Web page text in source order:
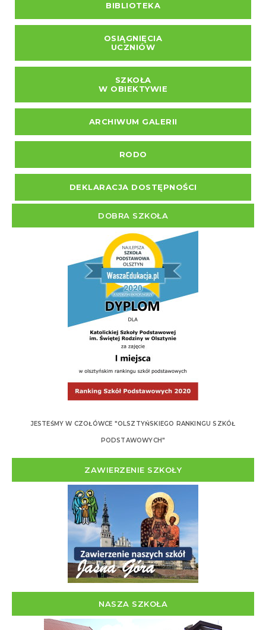
BIBLIOTEKA
OSIĄGNIĘCIA
UCZNIÓW
SZKOŁA
W OBIEKTYWIE
ARCHIWUM GALERII
RODO
DEKLARACJA DOSTĘPNOŚCI
DOBRA SZKOŁA
JESTEŚMY W CZOŁÓWCE "OLSZTYŃSKIEGO RANKINGU SZKÓŁ
PODSTAWOWYCH"
ZAWIERZENIE SZKOŁY
NASZA SZKOŁA